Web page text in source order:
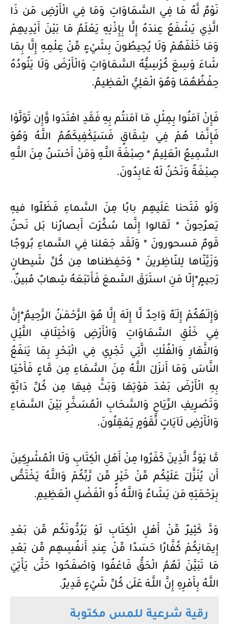
نَوْمٌ لَّهُ مَا فِي السَّمَاوَاتِ وَمَا فِي الْأَرْضِ مَن ذَا
الَّذِي يَشْفَعُ عِندَهُ إِلَّا بِإِذْنِهِ يَعْلَمُ مَا بَيْنَ أَيْدِيهِمْ
وَمَا خَلْفَهُمْ وَلَا يُحِيطُونَ بِشَيْءٍ مِّنْ عِلْمِهِ إِلَّا بِمَا
شَاءَ وَسِعَ كُرْسِيُّهُ السَّمَاوَاتِ وَالْأَرْضَ وَلَا يَئُودُهُ
حِفْظُهُمَا وَهُوَ الْعَلِيُّ الْعَظِيمُ.
فَإِنْ آمَنُوا بِمِثْلِ مَا آمَنتُم بِهِ فَقَدِ اهْتَدَوا وَّإِن تَوَلَّوْا
فَإِنَّمَا هُمْ فِي شِقَاقٍ فَسَيَكْفِيكَهُمُ اللَّـهُ وَهُوَ
السَّمِيعُ الْعَلِيمُ * صِبْغَةَ اللَّـهِ وَمَنْ أَحْسَنُ مِنَ اللَّـهِ
صِبْغَةً وَنَحْنُ لَهُ عَابِدُونَ.
وَلَو فَتَحنا عَلَيهِم بابًا مِنَ السَّماءِ فَظَلّوا فيهِ
يَعرُجونَ * لَقالوا إِنَّما سُكِّرَت أَبصارُنا بَل نَحنُ
قَومٌ مَسحورونَ * وَلَقَد جَعَلنا فِي السَّماءِ بُروجًا
وَزَيَّنّاها لِلنّاظِرينَ * وَحَفِظناها مِن كُلِّ شَيطانٍ
رَجيمٍ*إِلّا مَنِ استَرَقَ السَّمعَ فَأَتبَعَهُ شِهابٌ مُبينٌ.
وَإِلَـٰهُكُمْ إِلَـٰهٌ وَاحِدٌ لَّا إِلَهَ إِلَّا هُوَ الرَّحْمَـٰنُ الرَّحِيمُ*إِنَّ
فِي خَلْقِ السَّمَاوَاتِ وَالْأَرْضِ وَاخْتِلَافِ اللَّيْلِ
وَالنَّهَارِ وَالْفُلْكِ الَّتِي تَجْرِي فِي الْبَحْرِ بِمَا يَنفَعُ
النَّاسَ وَمَا أَنزَلَ اللَّـهُ مِنَ السَّمَاءِ مِن مَّاءٍ فَأَحْيَا
بِهِ الْأَرْضَ بَعْدَ مَوْتِهَا وَبَثَّ فِيهَا مِن كُلِّ دَابَّةٍ
وَتَصْرِيفِ الرِّيَاحِ وَالسَّحَابِ الْمُسَخَّرِ بَيْنَ السَّمَاءِ
وَالْأَرْضِ لَآيَاتٍ لِّقَوْمٍ يَعْقِلُونَ.
مَّا يَوَدُّ الَّذِينَ كَفَرُوا مِنْ أَهْلِ الْكِتَابِ وَلَا الْمُشْرِكِينَ
أَن يُنَزَّلَ عَلَيْكُم مِّنْ خَيْرٍ مِّن رَّبِّكُمْ وَاللَّـهُ يَخْتَصُّ
بِرَحْمَتِهِ مَن يَشَاءُ وَاللَّـهُ ذُو الْفَضْلِ الْعَظِيمِ.
وَدَّ كَثِيرٌ مِّنْ أَهْلِ الْكِتَابِ لَوْ يَرُدُّونَكُم مِّن بَعْدِ
إِيمَانِكُمْ كُفَّارًا حَسَدًا مِّنْ عِندِ أَنفُسِهِم مِّن بَعْدِ
مَا تَبَيَّنَ لَهُمُ الْحَقُّ فَاعْفُوا وَاصْفَحُوا حَتَّىٰ يَأْتِيَ
اللَّـهُ بِأَمْرِهِ إِنَّ اللَّـهَ عَلَىٰ كُلِّ شَيْءٍ قَدِيرٌ.
رقية شرعية للمس مكتوبة